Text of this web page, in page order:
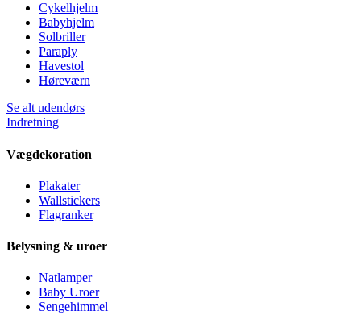
Cykelhjelm
Babyhjelm
Solbriller
Paraply
Havestol
Høreværn
Se alt udendørs
Indretning
Vægdekoration
Plakater
Wallstickers
Flagranker
Belysning & uroer
Natlamper
Baby Uroer
Sengehimmel